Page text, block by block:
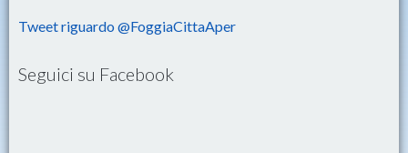
Tweet riguardo @FoggiaCittaAper
Seguici su Facebook